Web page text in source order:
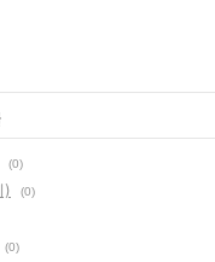
(0)
)
(0)
(0)